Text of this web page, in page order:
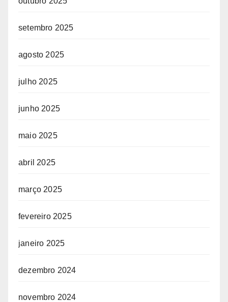
setembro 2025
agosto 2025
julho 2025
junho 2025
maio 2025
abril 2025
março 2025
fevereiro 2025
janeiro 2025
dezembro 2024
novembro 2024